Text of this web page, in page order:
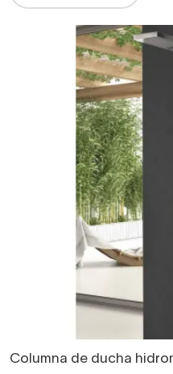
Columna de ducha